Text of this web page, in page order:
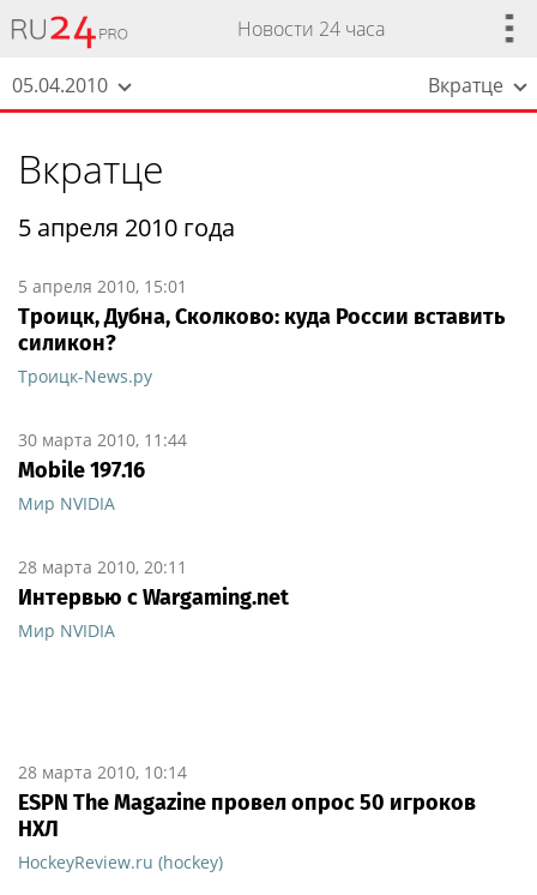
Новости 24 часа
05.04.2010 Вкратце
Вкратце
5 апреля 2010 года
5 апреля 2010, 15:01
Троицк, Дубна, Сколково: куда России вставить
силикон?
Троицк-News.ру
30 марта 2010, 11:44
Mobile 197.16
Мир NVIDIA
28 марта 2010, 20:11
Интервью с Wargaming.net
Мир NVIDIA
28 марта 2010, 10:14
ESPN The Magazine провел опрос 50 игроков
НХЛ
HockeyReview.ru (hockey)